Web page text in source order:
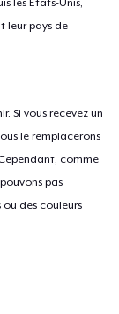
leur pays de
Si vous recevez un
le remplacerons
comme
pas
des couleurs